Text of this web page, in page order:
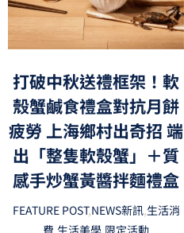
打破中秋送禮框架！軟
殼蟹鹹食禮盒對抗月餅
疲勞 上海鄉村出奇招 端
出「整隻軟殼蟹」＋質
感手炒蟹黃醬拌麵禮盒
FEATURE POST,NEWS新訊,生活消
費 生活美學 限定活動